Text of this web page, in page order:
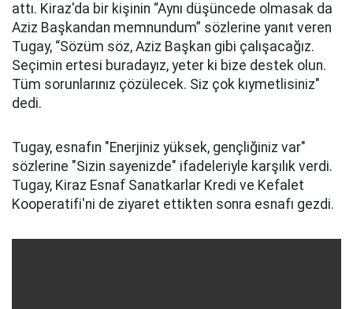
attı. Kiraz'da bir kişinin “Aynı düşüncede olmasak da
Aziz Başkandan memnundum” sözlerine yanıt veren
Tugay, “Sözüm söz, Aziz Başkan gibi çalışacağız.
Seçimin ertesi buradayız, yeter ki bize destek olun.
Tüm sorunlarınız çözülecek. Siz çok kıymetlisiniz"
dedi.
Tugay, esnafın "Enerjiniz yüksek, gençliğiniz var"
sözlerine "Sizin sayenizde" ifadeleriyle karşılık verdi.
Tugay, Kiraz Esnaf Sanatkarlar Kredi ve Kefalet
Kooperatifi'ni de ziyaret ettikten sonra esnafı gezdi.